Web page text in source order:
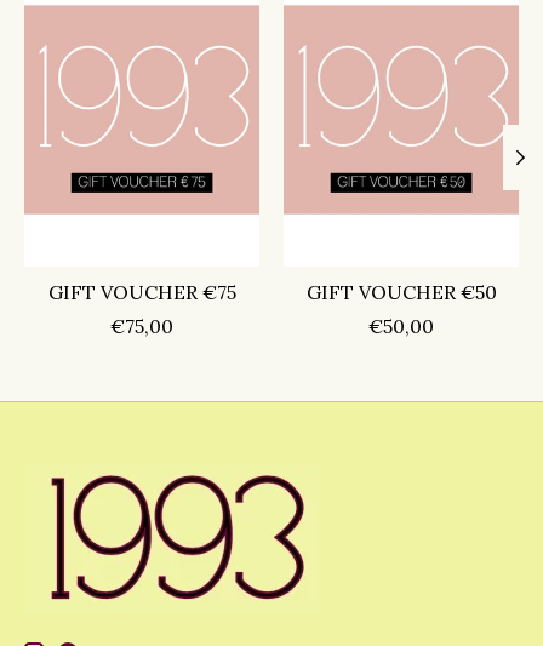
GIFT VOUCHER €75
€75,00
GIFT VOUCHER €50
€50,00